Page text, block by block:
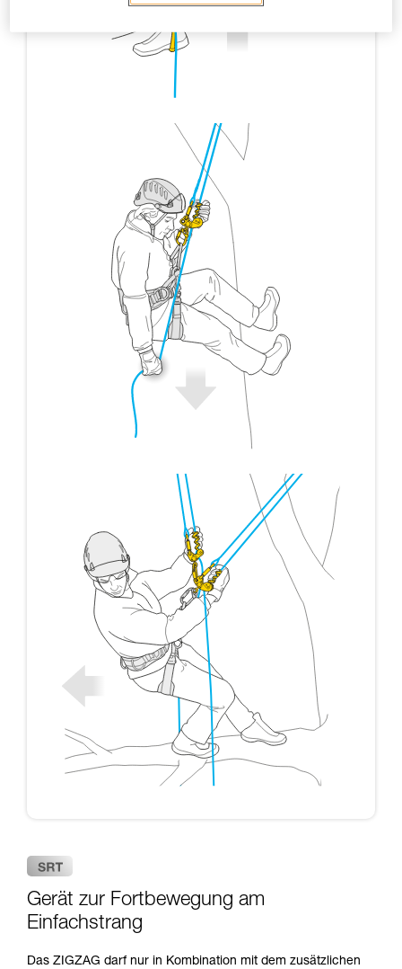
Gerät zur Fortbewegung am
Einfachstrang
Das ZIGZAG darf nur in Kombination mit dem zusätzlichen